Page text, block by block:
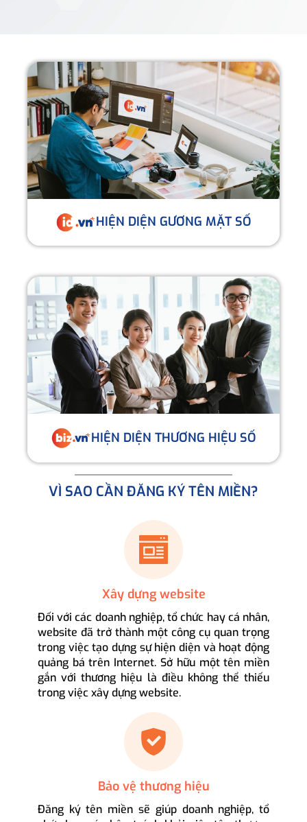
HIỆN DIỆN GƯƠNG MẶT SỐ
HIỆN DIỆN THƯƠNG HIỆU SỐ
VÌ SAO CẦN ĐĂNG KÝ TÊN MIỀN?
Xây dựng website
Đối với các doanh nghiệp, tổ chức hay cá nhân,
website đã trở thành một công cụ quan trọng
trong việc tạo dựng sự hiện diện và hoạt động
quảng bá trên Internet. Sở hữu một tên miền
gắn với thương hiệu là điều không thể thiếu
trong việc xây dựng website.
Bảo vệ thương hiệu
Đăng ký tên miền sẽ giúp doanh nghiệp, tổ